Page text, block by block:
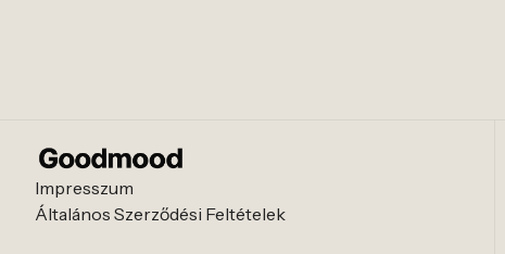
Impresszum
Általános Szerződési Feltételek